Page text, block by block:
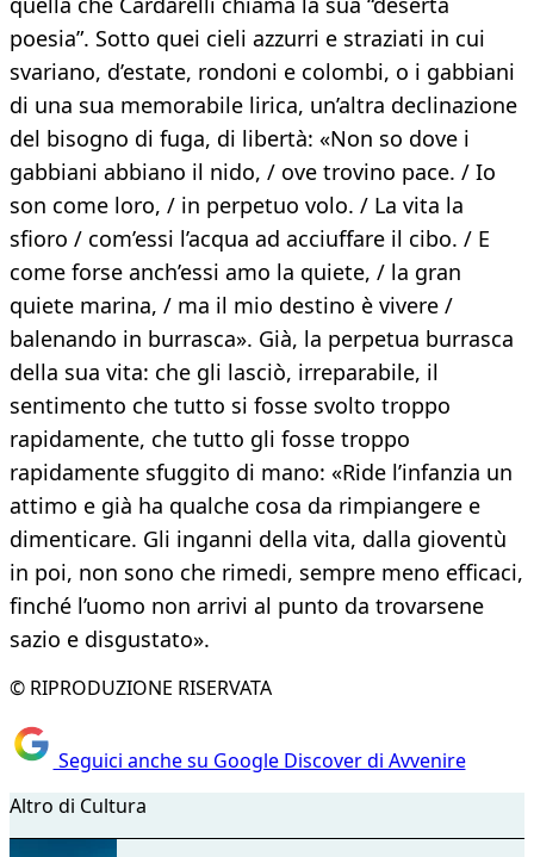
poesia”. Sotto quei cieli azzurri e straziati in cui
svariano, d’estate, rondoni e colombi, o i gabbiani
di una sua memorabile lirica, un’altra declinazione
del bisogno di fuga, di libertà: «Non so dove i
gabbiani abbiano il nido, / ove trovino pace. / Io
son come loro, / in perpetuo volo. / La vita la
sfioro / com’essi l’acqua ad acciuffare il cibo. / E
come forse anch’essi amo la quiete, / la gran
quiete marina, / ma il mio destino è vivere /
balenando in burrasca». Già, la perpetua burrasca
della sua vita: che gli lasciò, irreparabile, il
sentimento che tutto si fosse svolto troppo
rapidamente, che tutto gli fosse troppo
rapidamente sfuggito di mano: «Ride l’infanzia un
attimo e già ha qualche cosa da rimpiangere e
dimenticare. Gli inganni della vita, dalla gioventù
in poi, non sono che rimedi, sempre meno efficaci,
finché l’uomo non arrivi al punto da trovarsene
sazio e disgustato».
© RIPRODUZIONE RISERVATA
Seguici anche su Google Discover di Avvenire
Altro di Cultura